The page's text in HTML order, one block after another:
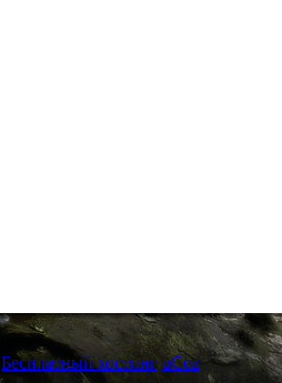
Бесплатный хостинг uCoz